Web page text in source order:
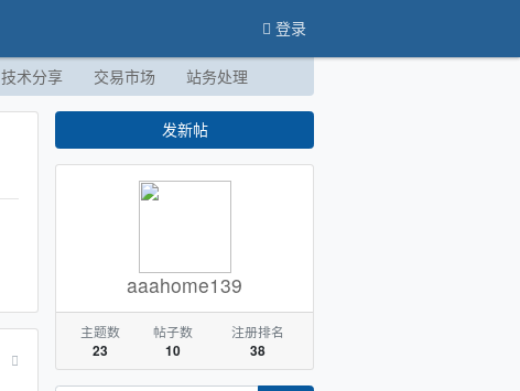
登录
技术分享 交易市场 站务处理
发新帖
aaahome139
主题数
23
帖子数
10
注册排名
38